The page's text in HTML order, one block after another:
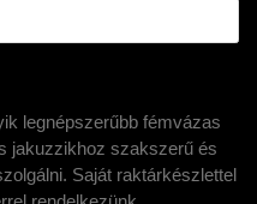
legnépszerűbb fémvázas
jakuzzikhoz szakszerű és
Saját raktárkészlettel